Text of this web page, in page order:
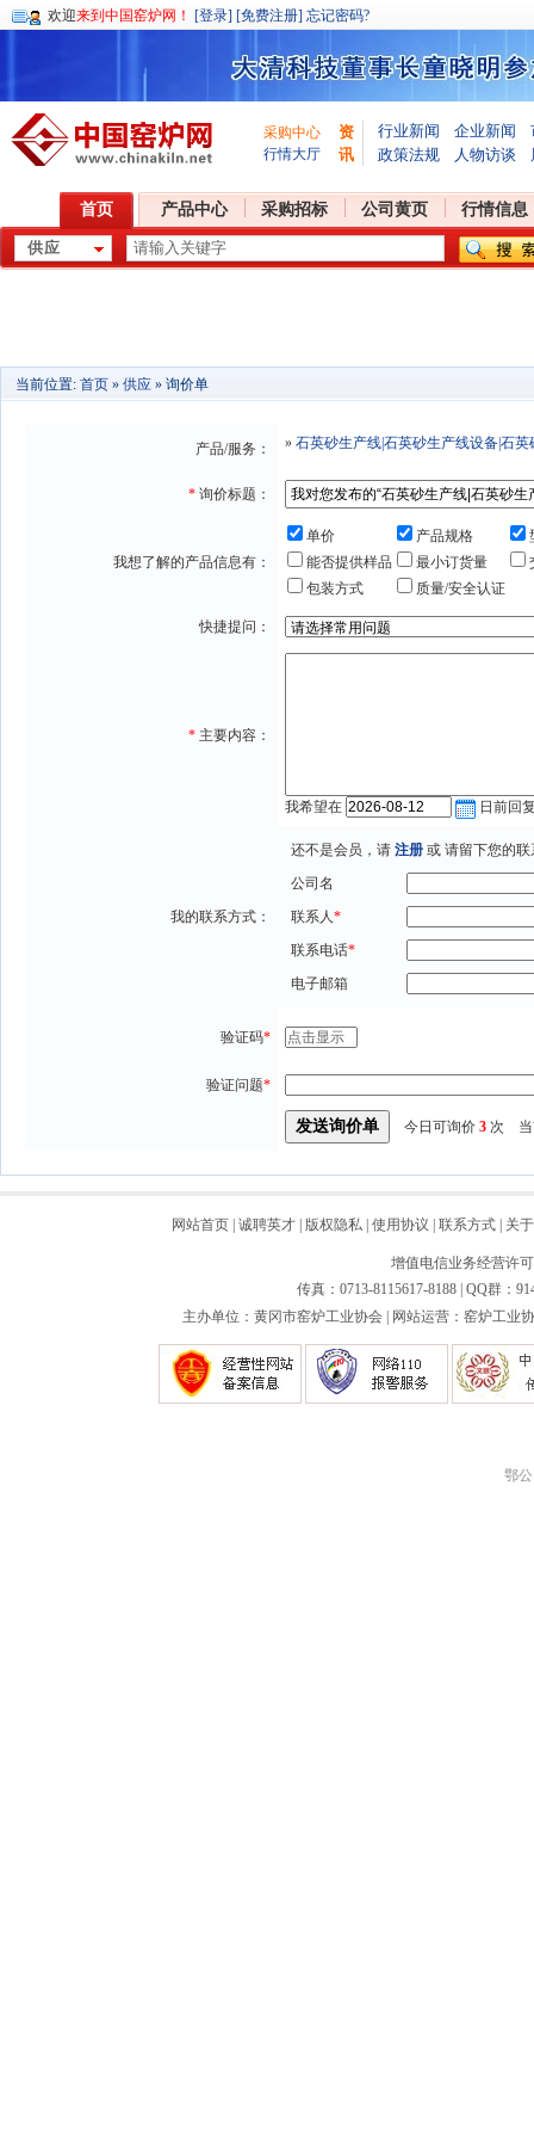
欢迎来到中国窑炉网！ [登录] [免费注册] 忘记密码?
采购中心
行情大厅
资
讯
行业新闻 企业新闻
政策法规
人物访谈
首页 产品中心 采购招标 公司黄页 行情信息
当前位置: 首页 » 供应 » 询价单
产品/服务： » 石英砂生产线|石英砂生产线设备|石
* 询价标题：
我想了解的产品信息有：
单价 产品规格
能否提供样品
最小订货量
包装方式
质量/安全认证
快捷提问：
* 主要内容：
我希望在 日前回
我的联系方式：
还不是会员，请 注册 或 请留下您的
公司名
联系人*
联系电话*
电子邮箱
验证码*
验证问题*
今日可询价 3 次 当
网站首页 诚聘英才 版权隐私 使用协议 联系方式 关
增值电信业务经营许
传真：0713-8115617-8188 | QQ群：
主办单位：黄冈市窑炉工业协会 | 网站运营：窑炉工业
鄂公